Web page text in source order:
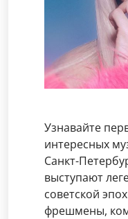
Узнавайте
интересных
Санкт-
выступают
советской
фрешмены,